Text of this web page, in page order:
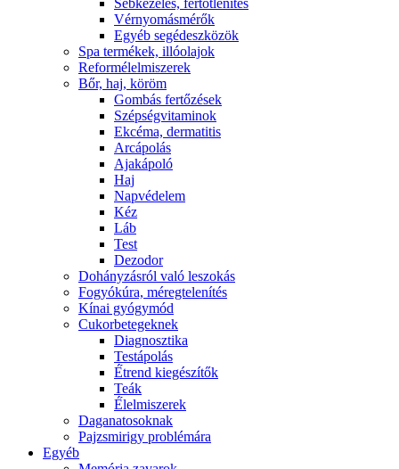
Sebkezelés, fertőtlenítés
Vérnyomásmérők
Egyéb segédeszközök
Spa termékek, illóolajok
Reformélelmiszerek
Bőr, haj, köröm
Gombás fertőzések
Szépségvitaminok
Ekcéma, dermatitis
Arcápolás
Ajakápoló
Haj
Napvédelem
Kéz
Láb
Test
Dezodor
Dohányzásról való leszokás
Fogyókúra, méregtelenítés
Kínai gyógymód
Cukorbetegeknek
Diagnosztika
Testápolás
É́trend kiegészítők
Teák
É́lelmiszerek
Daganatosoknak
Pajzsmirigy problémára
Egyéb